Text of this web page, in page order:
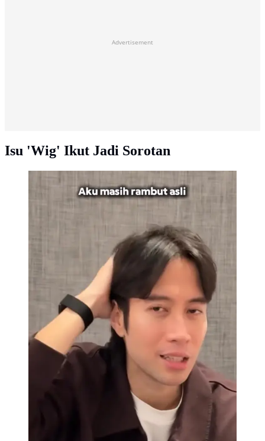
Advertisement
Isu 'Wig' Ikut Jadi Sorotan
Pakai Wig (sumber: Isntagram/vidialdiano)